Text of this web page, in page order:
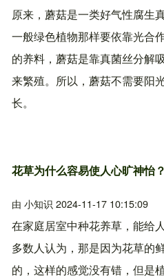
原来，蘑菇是一类好气性腐生
一般绿色植物那样要依靠光合
的养料，蘑菇是靠真菌丝分解
来繁殖。所以，蘑菇不需要阳
长。
花草为什么容易使人心旷神怡？
由 小知识 2024-11-17 10:15:09
在家庭居室中种花养草，能给
多数人认为，那是因为花草的
的，这样的感觉没有错，但是